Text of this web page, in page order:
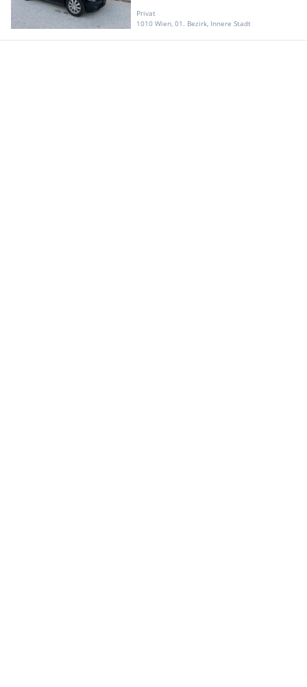
Privat
1010 Wien, 01. Bezirk, Innere Stadt